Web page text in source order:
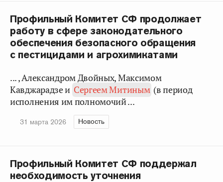
Профильный Комитет СФ продолжает
работу в сфере законодательного
обеспечения безопасного обращения
с пестицидами и агрохимикатами
... , Александром Двойных, Максимом
Кавджарадзе и Сергеем Митиным (в период
исполнения им полномочий ...
31 марта 2026 Новость
Профильный Комитет СФ поддержал
необходимость уточнения